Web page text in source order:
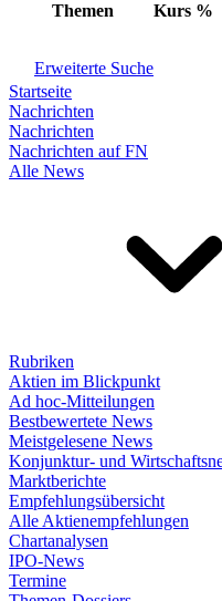
Themen Kurs %
Erweiterte Suche
Startseite
Nachrichten
Nachrichten
Nachrichten auf FN
Alle News
Rubriken
Aktien im Blickpunkt
Ad hoc-Mitteilungen
Bestbewertete News
Meistgelesene News
Konjunktur- und
Marktberichte
Empfehlungsübersicht
Alle Aktienempfehlungen
Chartanalysen
IPO-News
Termine